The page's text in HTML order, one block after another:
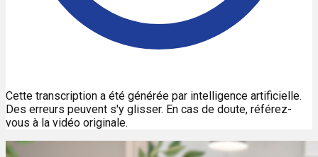
Cette transcription a été générée par intelligence artificielle.
Des erreurs peuvent s'y glisser. En cas de doute, référez-
vous à la vidéo originale.